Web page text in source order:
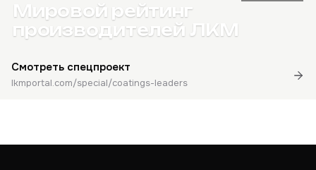
Мировой рейтинг
производителей ЛКМ
Смотреть спецпроект
lkmportal.com/special/coatings-leaders